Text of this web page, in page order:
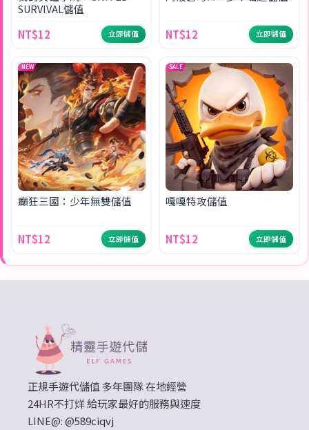
SURVIVAL儲值
NT$12
立即儲值 NT$12 立即儲值
NEW
癲狂三國：少年無雙儲值
NT$12 立即儲值
SALE
嘎嘎特攻儲值
NT$12 立即儲值
正規手遊代儲值 多年團隊 在地經營
24HR不打烊 給玩家最好的服務與速度
LINE@:@589ciqvj